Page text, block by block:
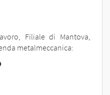
Filiale di Mantova,
metalmeccanica: